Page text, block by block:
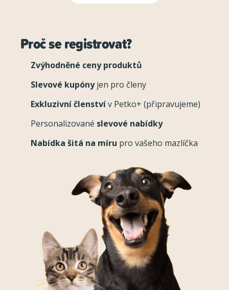
Proč se registrovat?
Zvýhodněné ceny produktů
Slevové kupónyjen pro členy
Exkluzivní členstvív Petko+ (připravujeme)
Personalizované slevové nabídky
Nabídka šitá na míru pro vašeho mazlíčka